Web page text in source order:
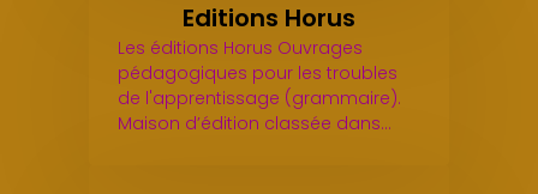
Editions Horus
Les éditions Horus Ouvrages
pédagogiques pour les troubles
de l'apprentissage (grammaire).
Maison d’édition classée dans…